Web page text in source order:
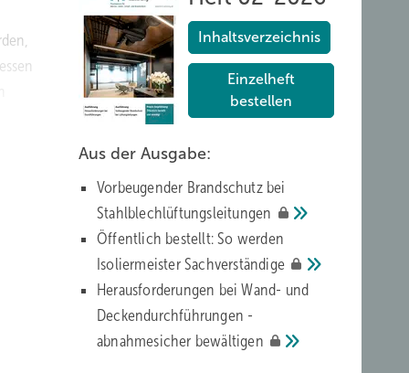
Inhaltsverzeichnis
Einzelheft
bestellen
Aus der Ausgabe:
Vorbeugender Brandschutz bei
Stahlblechlüftungsleitungen
Öffentlich bestellt: So werden
Isoliermeister Sachverständige
Herausforderungen bei Wand- und
Deckendurchführungen ­
abnahmesicher bewältigen